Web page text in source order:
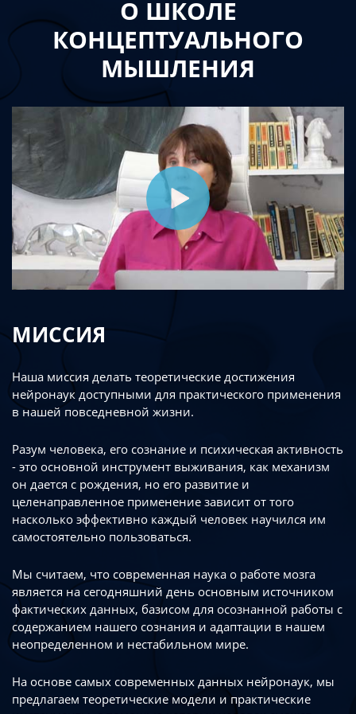
О ШКОЛЕ
КОНЦЕПТУАЛЬНОГО
МЫШЛЕНИЯ
МИССИЯ
Наша миссия делать теоретические достижения
нейронаук доступными для практического применения
в нашей повседневной жизни.
Разум человека, его сознание и психическая активность
- это основной инструмент выживания, как механизм
он дается с рождения, но его развитие и
целенаправленное применение зависит от того
насколько эффективно каждый человек научился им
самостоятельно пользоваться.
Мы считаем, что современная наука о работе мозга
является на сегодняшний день основным источником
фактических данных, базисом для осознанной работы с
содержанием нашего сознания и адаптации в нашем
неопределенном и нестабильном мире.
На основе самых современных данных нейронаук, мы
предлагаем теоретические модели и практические